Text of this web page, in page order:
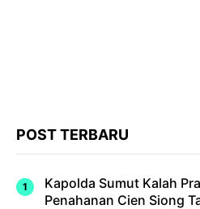
POST TERBARU
Kapolda Sumut Kalah
Penahanan Cien Siong